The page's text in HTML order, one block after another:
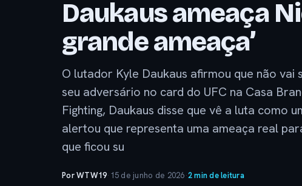
Daukaus ameaça
grande ameaça’
O lutador Kyle Daukaus afirmou que não vai
seu adversário no card do UFC na Casa
Fighting, Daukaus disse que vê a luta como
alertou que representa uma ameaça real
que ficou su
Por WTW19· 15 de junho de 2026·2 min de leitura